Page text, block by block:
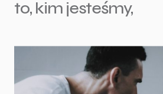
to, kim jesteśmy,